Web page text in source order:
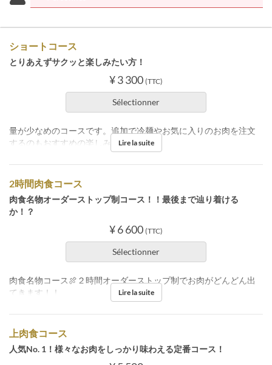
ショートコース
とりあえずサクッと楽しみたい方！
¥ 3 300 (TTC)
Sélectionner
量が少なめのコースです。追加で冷麺やお気に入りのお肉を注文
するのもおすすめの楽しみ方！Lire la suite
2時間肉食コース
肉食名物オーダーストップ制コース！！最後まで辿り着ける
か！？
¥ 6 600 (TTC)
Sélectionner
肉食名物コース🍖２時間オーダーストップ制でお肉がどんどん出
てきます！！
Lire la suite
上肉食コース
人気No. 1！様々なお肉をしっかり味わえる定番コース！